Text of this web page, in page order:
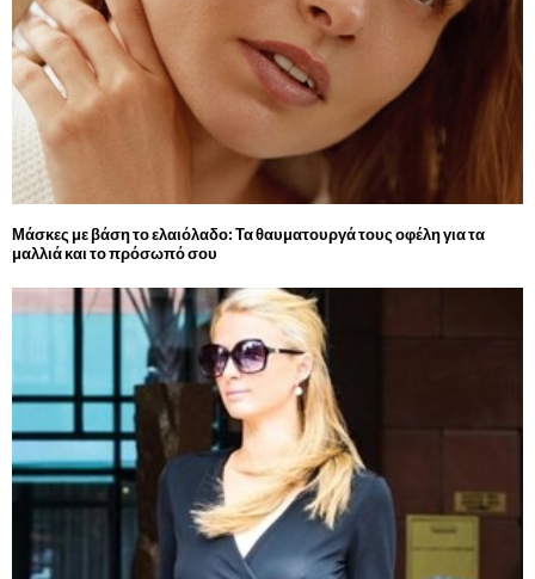
Μάσκες με βάση το ελαιόλαδο: Τα θαυματουργά τους οφέλη για τα
μαλλιά και το πρόσωπό σου